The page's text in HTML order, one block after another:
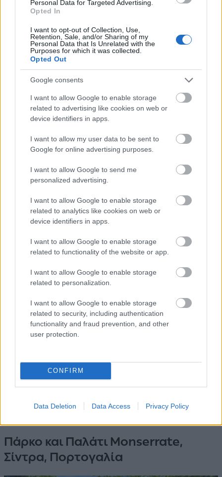
Personal Data for Targeted Advertising.
Opted In
I want to opt-out of Collection, Use,
Retention, Sale, and/or Sharing of my
Personal Data that Is Unrelated with the
Purposes for which it was collected.
Opted Out
Google consents
I want to allow Google to enable storage
related to advertising like cookies on web or
device identifiers in apps.
I want to allow my user data to be sent to
Google for online advertising purposes.
I want to allow Google to send me
personalized advertising.
I want to allow Google to enable storage
related to analytics like cookies on web or
device identifiers in apps.
I want to allow Google to enable storage
related to functionality of the website or app.
I want to allow Google to enable storage
related to personalization.
I want to allow Google to enable storage
related to security, including authentication
functionality and fraud prevention, and other
user protection.
CONFIRM
Data Deletion Data Access Privacy Policy
οι κήποι στις επάλξεις, κατά μήκος του νότιου τείχους
πανοραμική και πιο γαλήνια εναλλακτική λύση. Ως
δημόσιο πάρκο με ελεύθερη είσοδο, οι κήποι αυτοί
σχεδιάστηκαν τη δεκαετία του 1920 από τον Σλοβένο
αρχιτέκτονα Josef Plecnik κατά τη διάρκεια των
ανακαινίσεων του στο κάστρο.
Κήποι Jonsered, κοντά στο
Jonsered Gardens
Οι κήποιJonsered που κάποτε αποτελούσαν το σπίτι
του πρωτοπόρου της βιομηχανίας William Gibson, ο
οποίος παρείχε εγκαταστάσεις διαβίωσης, υγειονομικής
τους εργάτες στο εργοστάσιό του, αναστήθηκαν και
επανασχεδιάστηκαν το 2010 με μια προοδευτική άποψη
Βρίσκονται σε απόσταση 20 λεπτών με το τρένο από το
Πάρκο και Παλάτι Monserrate,
Σίντρα, Πορτογαλία